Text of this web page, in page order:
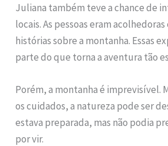
Juliana também teve a chance de
locais. As pessoas eram
histórias sobre a montanha. Essas
parte do que torna a aventura tão
Porém, a montanha é imprevisível.
os cuidados, a natureza pode ser
estava preparada, mas não podia
por vir.